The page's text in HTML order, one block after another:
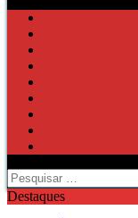
Pesquisar
por:
Destaques